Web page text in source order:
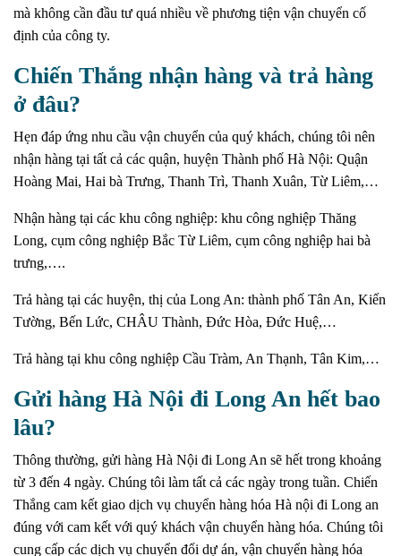
mà không cần đầu tư quá nhiều về phương tiện vận chuyển cố
định của công ty.
Chiến Thắng nhận hàng và trả hàng
ở đâu?
Hẹn đáp ứng nhu cầu vận chuyển của quý khách, chúng tôi nên
nhận hàng tại tất cả các quận, huyện Thành phố Hà Nội: Quận
Hoàng Mai, Hai bà Trưng, ​​Thanh Trì, Thanh Xuân, Từ Liêm,…
Nhận hàng tại các khu công nghiệp: khu công nghiệp Thăng
Long, cụm công nghiệp Bắc Từ Liêm, cụm công nghiệp hai bà
trưng,….
Trả hàng tại các huyện, thị của Long An: thành phố Tân An, Kiến
Tường, Bến Lức, CHÂU Thành, Đức Hòa, Đức Huệ,…
Trả hàng tại khu công nghiệp Cầu Tràm, An Thạnh, Tân Kim,…
Gửi hàng Hà Nội đi Long An hết bao
lâu?
Thông thường, gửi hàng Hà Nội đi Long An sẽ hết trong khoảng
từ 3 đến 4 ngày. Chúng tôi làm tất cả các ngày trong tuần. Chiến
Thắng cam kết giao dịch vụ chuyển hàng hóa Hà nội đi Long an
đúng với cam kết với quý khách vận chuyển hàng hóa. Chúng tôi
cung cấp các dịch vụ chuyển đổi dự án, vận chuyển hàng hóa